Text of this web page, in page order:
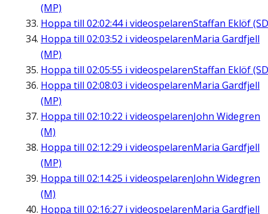
(MP)
Hoppa till 02:02:44i videospelarenStaffan Eklöf
Hoppa till 02:03:52 i videospelarenMaria Gardfjell
(MP)
Hoppa till 02:05:55 i videospelarenStaffan Eklöf
Hoppa till 02:08:03 i videospelarenMaria Gardfjell
(MP)
Hoppa till 02:10:22 i videospelarenJohn Widegren
(M)
Hoppa till 02:12:29 i videospelarenMaria Gardfjell
(MP)
Hoppa till 02:14:25 i videospelarenJohn Widegren
(M)
Hoppa till 02:16:27 i videospelarenMaria Gardfjell